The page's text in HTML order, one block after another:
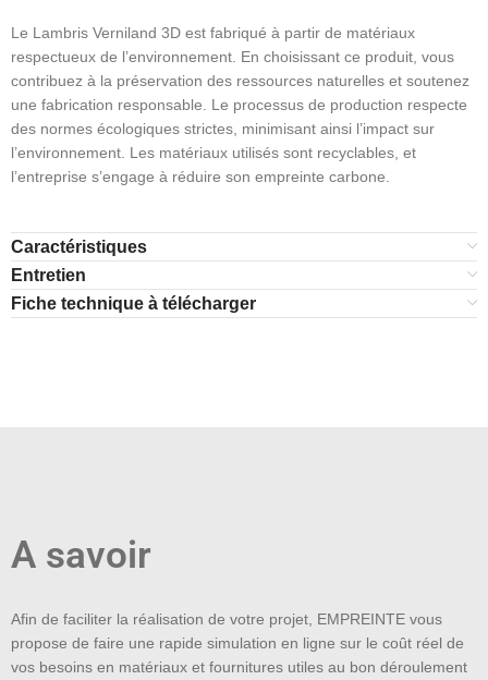
Le Lambris Verniland 3D est fabriqué à partir de matériaux
respectueux de l’environnement. En choisissant ce produit, vous
contribuez à la préservation des ressources naturelles et soutenez
une fabrication responsable. Le processus de production respecte
des normes écologiques strictes, minimisant ainsi l’impact sur
l’environnement. Les matériaux utilisés sont recyclables, et
l’entreprise s’engage à réduire son empreinte carbone.
Caractéristiques
Entretien
Fiche technique à télécharger
A savoir
Afin de faciliter la réalisation de votre projet, EMPREINTE vous
propose de faire une rapide simulation en ligne sur le coût réel de
vos besoins en matériaux et fournitures utiles au bon déroulement